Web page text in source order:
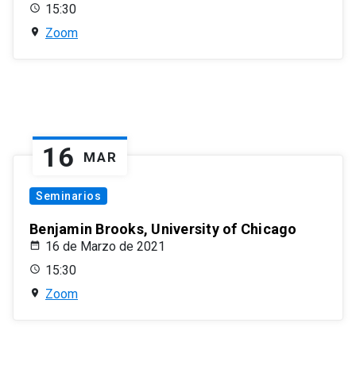
15:30
Zoom
16 MAR
Seminarios
Benjamin Brooks, University of Chicago
16 de Marzo de 2021
15:30
Zoom